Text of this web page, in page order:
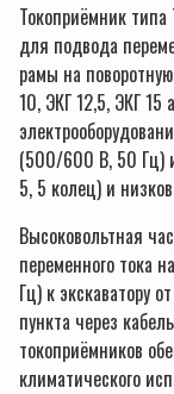
Токоприёмник
для подвода
рамы на
10, ЭКГ 12,5, ЭКГ 15
(500/600 В, 50 Гц)
5, 5 колец) и
Высоковольтная
переменного тока
Гц) к экскаватору
пункта через
токоприёмников
климатического